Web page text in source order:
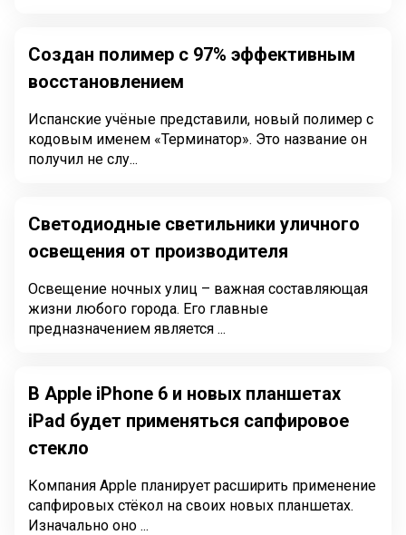
Создан полимер с 97% эффективным
восстановлением
Испанские учёные представили, новый полимер с
кодовым именем «Терминатор». Это название он
получил не слу...
Светодиодные светильники уличного
освещения от производителя
Освещение ночных улиц – важная составляющая
жизни любого города. Его главные
предназначением является ...
В Apple iPhone 6 и новых планшетах
iPad будет применяться сапфировое
стекло
Компания Apple планирует расширить применение
сапфировых стёкол на своих новых планшетах.
Изначально оно ...